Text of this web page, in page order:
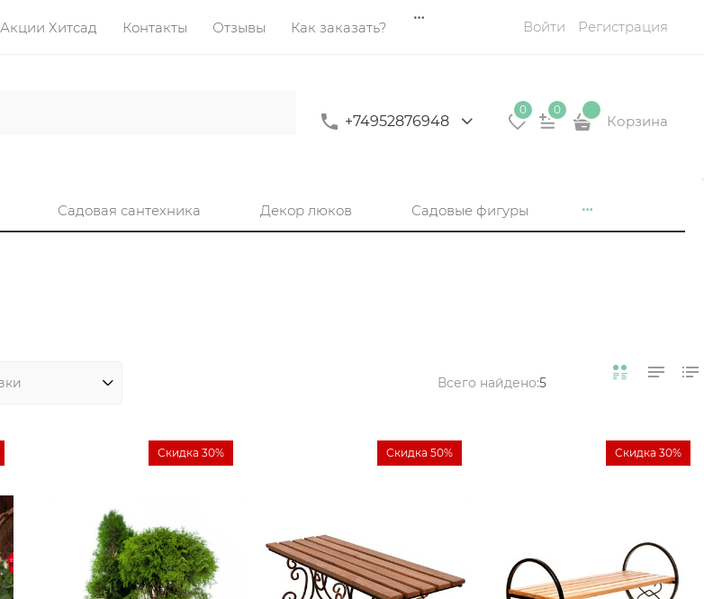
Акции Хитсад Контакты Отзывы Как заказать? Войти Регистрация
+74952876948
0 0
Корзина
Садовая сантехника Декор люков Садовые фигуры
Всего найдено:5
Скидка 30% Скидка 50% Скидка 30%